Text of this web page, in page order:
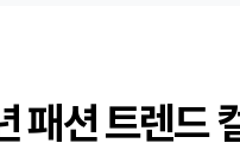
션 트렌드